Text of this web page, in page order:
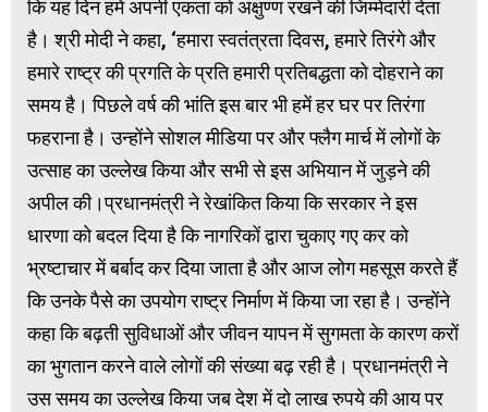
कि यह दिन हमें अपनी एकता को अक्षुण्ण रखने की जिम्मेदारी देता
है। श्री मोदी ने कहा, ‘हमारा स्‍वतंत्रता दिवस, हमारे तिरंगे और
हमारे राष्‍ट्र की प्रगति के प्रति हमारी प्रतिबद्धता को दोहराने का
समय है। पिछले वर्ष की भांति इस बार भी हमें हर घर पर तिरंगा
फहराना है। उन्होंने सोशल मीडिया पर और फ्लैग मार्च में लोगों के
उत्साह का उल्लेख किया और सभी से इस अभियान में जुड़ने की
अपील की।प्रधानमंत्री ने रेखांकित किया कि सरकार ने इस
धारणा को बदल दिया है कि नागरिकों द्वारा चुकाए गए कर को
भ्रष्टाचार में बर्बाद कर दिया जाता है और आज लोग महसूस करते हैं
कि उनके पैसे का उपयोग राष्ट्र निर्माण में किया जा रहा है। उन्होंने
कहा कि बढ़ती सुविधाओं और जीवन यापन में सुगमता के कारण करों
का भुगतान करने वाले लोगों की संख्या बढ़ रही है। प्रधानमंत्री ने
उस समय का उल्‍लेख किया जब देश में दो लाख रुपये की आय पर